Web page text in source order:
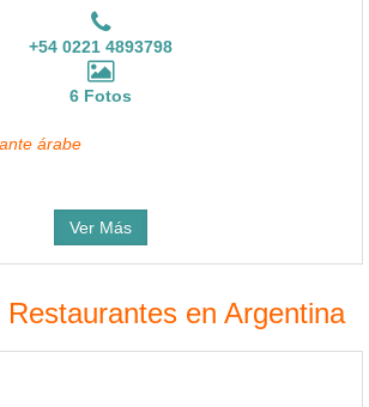
+54 0221 4893798
6 Fotos
árabe
Ver Más
Restaurantes en Argentina